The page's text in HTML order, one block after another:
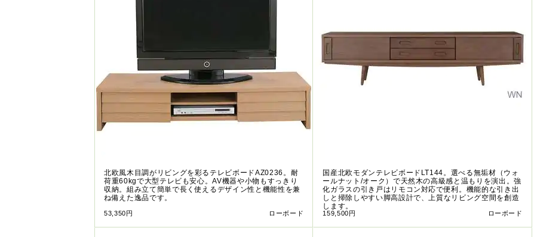
北欧風木目調がリビングを彩るテレビボードAZ0236。耐
荷重60kgで大型テレビも安心。AV機器や小物もすっきり
収納。組み立て簡単で長く使えるデザイン性と機能性を兼
ね備えた逸品です。
53,350円 ローボード
国産北欧モダンテレビボードLT144。選べる無垢材（ウォ
ールナット/オーク）で天然木の高級感と温もりを演出。強
化ガラスの引き戸はリモコン対応で便利。機能的な引き出
しと掃除しやすい脚高設計で、上質なリビング空間を創造
します。
159,500円 ローボード